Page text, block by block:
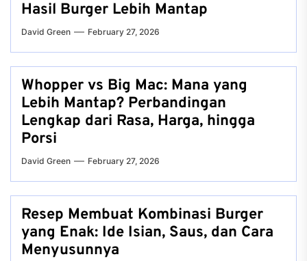
Hasil Burger Lebih Mantap
David Green February 27, 2026
Whopper vs Big Mac: Mana yang
Lebih Mantap? Perbandingan
Lengkap dari Rasa, Harga, hingga
Porsi
David Green February 27, 2026
Resep Membuat Kombinasi Burger
yang Enak: Ide Isian, Saus, dan Cara
Menyusunnya